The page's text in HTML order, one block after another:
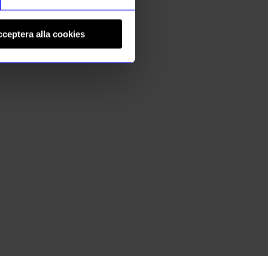
alla cookiesRing Love Guld 19 mm